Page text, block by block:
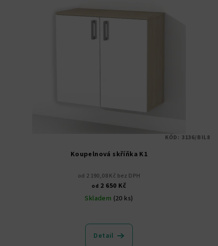
Koupelnová skříňka K1
od 2 190,08 Kč bez DPH
od 2 650 Kč
Skladem (20 ks)
hodnocení
produktu
Detail
KÓD: 3136/BIL8